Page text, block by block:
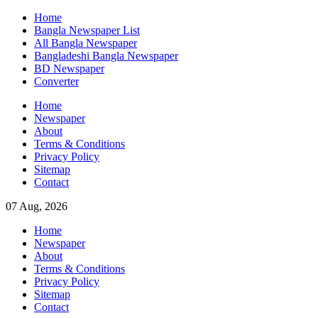
Skip
content
Home
Bangla Newspaper List
All Bangla Newspaper
Bangladeshi Bangla Newspaper
BD Newspaper
Converter
Home
Newspaper
About
Terms & Conditions
Privacy Policy
Sitemap
Contact
07 Aug, 2026
Home
Newspaper
About
Terms & Conditions
Privacy Policy
Sitemap
Contact